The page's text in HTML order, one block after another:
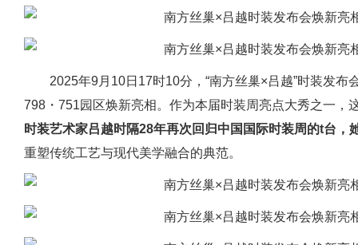
2025年9月10日17时10分，“南方丝巢×吕越”时装发
798・751园区焕新亮相。作为本届时装周亮点大秀之一，
时装艺术家吕越时隔28年再次回归中国国际时装周的t台，
重塑传统工艺与现代美学融合的典范。